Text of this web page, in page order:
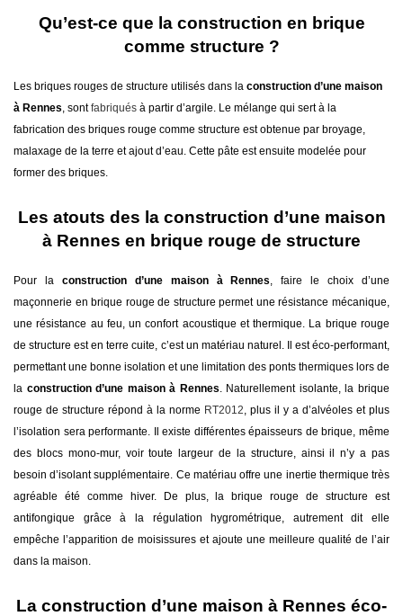
Qu’est-ce que la construction en brique
comme structure ?
Les briques rouges de structure utilisés dans la construction d’une maison
à Rennes , sontfabriqués à partir d’argile. Le mélange qui sert à la
fabrication des briques rouge comme structure est obtenue par broyage,
malaxage de la terre et ajout d’eau. Cette pâte est ensuite modelée pour
former des briques.
Les atouts des la construction d’une maison
à Rennes en brique rouge de structure
Pour la construction d’une maison à Rennes
, faire le choix d’une
maçonnerie en brique rouge de structure permet une résistance mécanique,
une résistance au feu, un confort acoustique et thermique. La brique rouge
de structure est en terre cuite, c’est un matériau naturel. Il est éco-performant,
permettant une bonne isolation et une limitation des ponts thermiques lors de
la construction d’une maison à Rennes . Naturellement isolante, la brique
rouge de structure répond à la norme RT2012 , plus il y a d’alvéoles et plus
l’isolation sera performante. Il existe différentes épaisseurs de brique, même
des blocs mono-mur, voir toute largeur de la structure, ainsi il n’y a pas
besoin d’isolant supplémentaire. Ce matériau offre une inertie thermique très
agréable été comme hiver. De plus, la brique rouge de structure est
antifongique grâce à la régulation hygrométrique, autrement dit elle
empêche l’apparition de moisissures et ajoute une meilleure qualité de l’air
dans la maison.
La construction d’une maison à Rennes éco-